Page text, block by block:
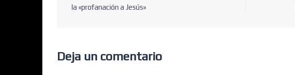
la «profanación a Jesús»
Deja un comentario